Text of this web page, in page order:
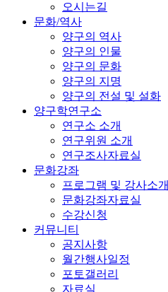
오시는길
문화/역사
양구의 역사
양구의 인물
양구의 문화
양구의 지명
양구의 전설 및 설화
양구학연구소
연구소 소개
연구위원 소개
연구조사자료실
문화강좌
프로그램 및 강사소개
문화강좌자료실
수강신청
커뮤니티
공지사항
월간행사일정
포토갤러리
자료실